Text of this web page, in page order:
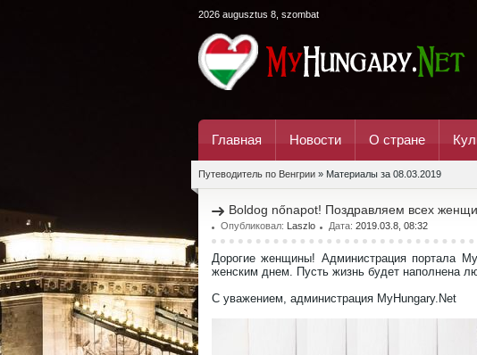
2026 augusztus 8, szombat
Главная Новости О стране
Путеводитель по Венгрии » Материалы за 08.03.2019
Boldog nőnapot! Поздравляем всех
Опубликовал: Laszlo Дата: 2019.03.8, 08:32
Дорогие женщины! Администрация портала
женским днем. Пусть жизнь будет наполнена
С уважением, администрация MyHungary.Net